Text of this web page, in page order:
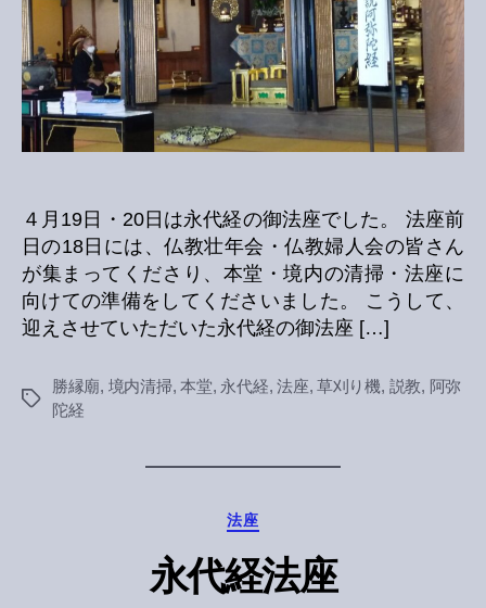
の
４月19日・20日は永代経の御法座でした。 法座前
日の18日には、仏教壮年会・仏教婦人会の皆さん
が集まってくださり、本堂・境内の清掃・法座に
向けての準備をしてくださいました。 こうして、
迎えさせていただいた永代経の御法座 […]
Tags
勝縁廟, 境内清掃,本堂, 永代経, 法座, 草刈り機, 説教, 阿弥
陀経
Categories
法座
永代経法座